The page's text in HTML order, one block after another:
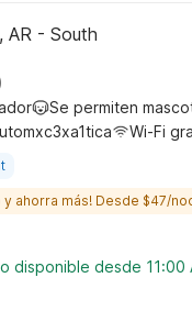
AR - South
Se permiten
Wi-Fi
ahorra más! Desde $47/
disponible desde 11:00